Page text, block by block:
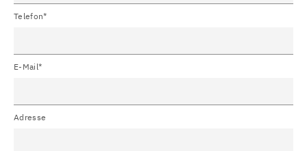
Telefon*
E-Mail*
Adresse